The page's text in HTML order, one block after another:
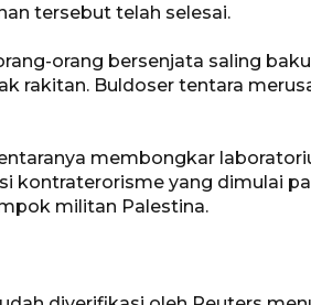
tersebut telah selesai.
orang bersenjata saling
rakitan. Buldoser tentara
membongkar
kontraterorisme yang dimulai
militan Palestina.
Ketua DPRD
Bola Usia Dini
23 Juli 2026 21:36